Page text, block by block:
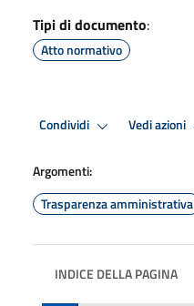
Tipi di documento:
Atto normativo
Condividi Vedi azioni
Argomenti:
Trasparenza amministrativa
INDICE DELLA PAGINA